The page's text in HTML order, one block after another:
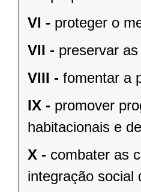
VI - proteger o
VII - preservar
VIII - fomentar a
IX - promover
habitacionais e
X - combater as
integração social